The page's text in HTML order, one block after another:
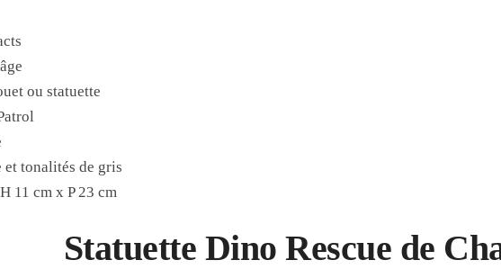
ou statuette
et tonalités de gris
11 cm x P 23 cm
Statuette Dino Rescue de